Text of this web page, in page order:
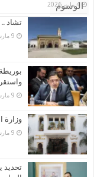
الوسوم
4 مايو، 2026
تشاد
9 مارس، 2026
9 مارس، 2026
وزارة
9 مارس، 2026